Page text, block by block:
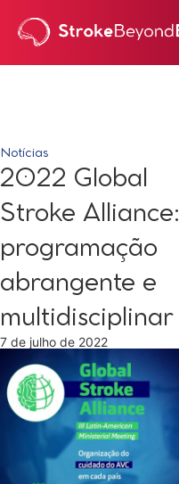
Notícias
2022 Global
Stroke Alliance:
programação
abrangente e
multidisciplinar
7 de julho de 2022